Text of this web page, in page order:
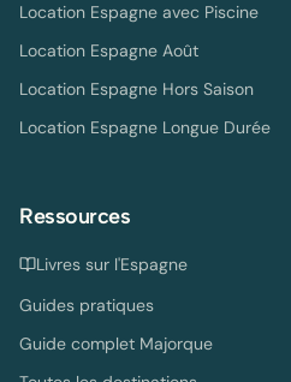
Location Espagne avec Piscine
Location Espagne Août
Location Espagne Hors Saison
Location Espagne Longue Durée
Ressources
Livres sur l'Espagne
Guides pratiques
Guide complet Majorque